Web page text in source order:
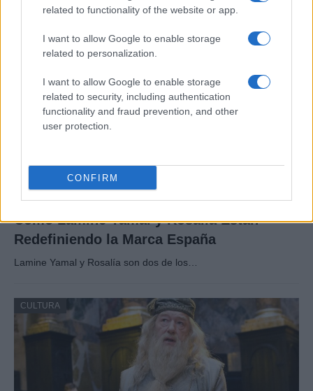
related to functionality of the website or app.
I want to allow Google to enable storage
related to personalization.
I want to allow Google to enable storage
related to security, including authentication
functionality and fraud prevention, and other
user protection.
CONFIRM
Baqueira Beret no solo es sinónimo de esquí.…
CULTURA
Cómo Lamine Yamal y Rosalía Están
Redefiniendo la Marca España
Lamine Yamal y Rosalía son dos de los…
CULTURA